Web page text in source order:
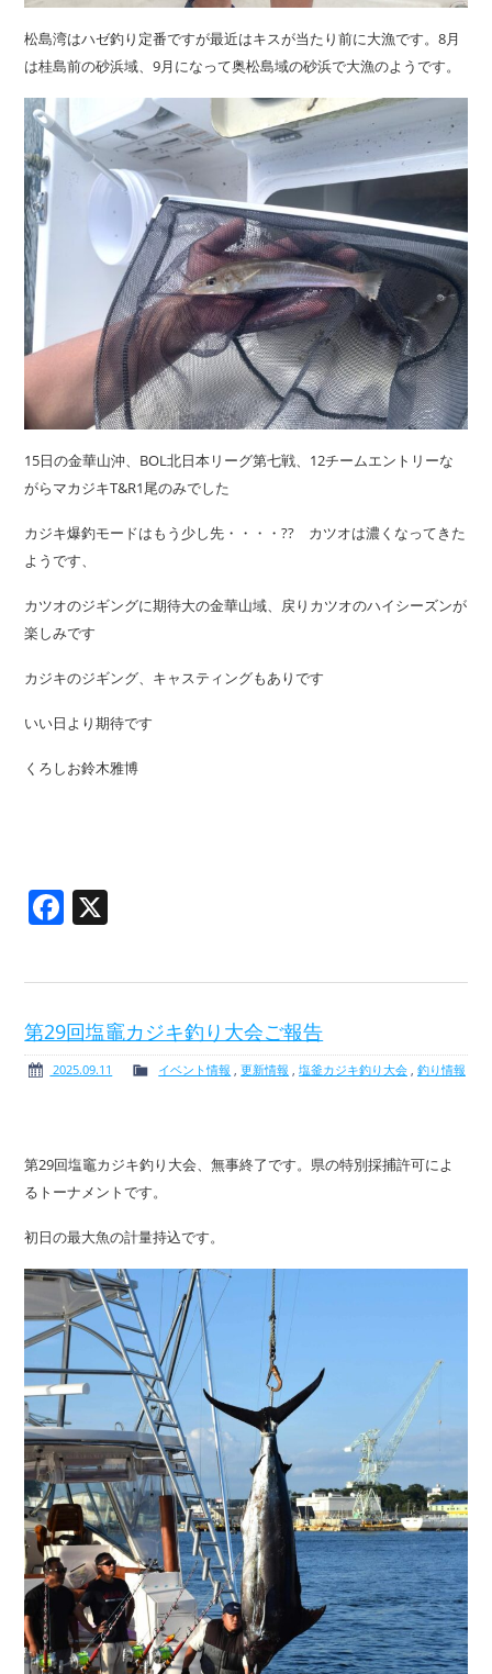
松島湾はハゼ釣り定番ですが最近はキスが当たり前に大漁です。8月
は桂島前の砂浜域、9月になって奥松島域の砂浜で大漁のようです。
15日の金華山沖、BOL北日本リーグ第七戦、12チームエントリーな
がらマカジキT&R1尾のみでした
カジキ爆釣モードはもう少し先・・・・?? カツオは濃くなってきた
ようです、
カツオのジギングに期待大の金華山域、戻りカツオのハイシーズンが
楽しみです
カジキのジギング、キャスティングもありです
いい日より期待です
くろしお鈴木雅博
Facebook
第29回塩竈カジキ釣り大会ご報告
2025.09.11 イベント情報 ,更新情報 ,塩釜カジキ釣り大会, 釣り情報
第29回塩竈カジキ釣り大会、無事終了です。県の特別採捕許可によ
るトーナメントです。
初日の最大魚の計量持込です。